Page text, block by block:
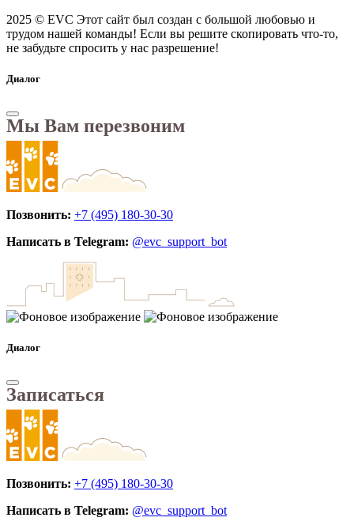
2025 © EVC Этот сайт был создан с большой любовью и
трудом нашей команды! Если вы решите скопировать что-то,
не забудьте спросить у нас разрешение!
Диалог
Мы Вам перезвоним
Позвонить: +7 (495) 180-30-30
Написать в Telegram: @evc_support_bot
Диалог
Записаться
Позвонить: +7 (495) 180-30-30
Написать в Telegram: @evc_support_bot